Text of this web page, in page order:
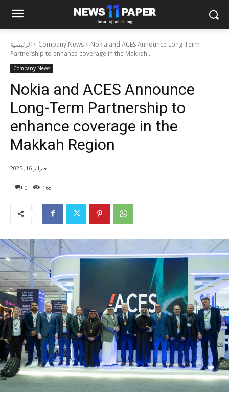
الرئيسية Company News
Nokia and ACES Announce Long-Term
Partnership to enhance coverage in the Makkah...
Company News
Nokia and ACES Announce
Long-Term Partnership to
enhance coverage in the
Makkah Region
0 168
فبراير 16, 2025